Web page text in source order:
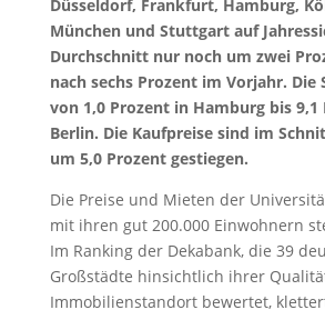
Düsseldorf, Frankfurt, Hamburg,
München und Stuttgart auf
Durchschnitt nur noch um zwei
nach sechs Prozent im Vorjahr. Die
von 1,0 Prozent in Hamburg bis 9,1
Berlin. Die Kaufpreise sind im
um 5,0 Prozent gestiegen.
Die Preise und Mieten der
mit ihren gut 200.000 Einwohnern
Im Ranking der Dekabank, die 39
Großstädte hinsichtlich ihrer
Immobilienstandort bewertet,